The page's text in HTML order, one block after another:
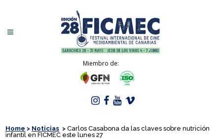
Miembro de:
Home > Noticias >Carlos Casabona da las claves sobre nutrición
infantil en FICMEC este lunes 27